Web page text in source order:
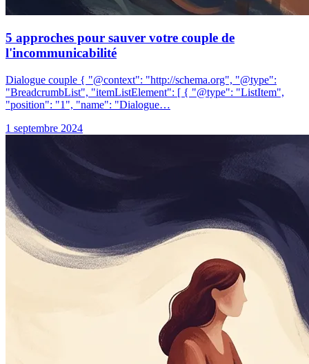
5 approches pour sauver votre couple de
l'incommunicabilité
Dialogue couple { "@context": "http://schema.org", "@type":
"BreadcrumbList", "itemListElement": [ { "@type": "ListItem",
"position": "1", "name": "Dialogue…
1 septembre 2024